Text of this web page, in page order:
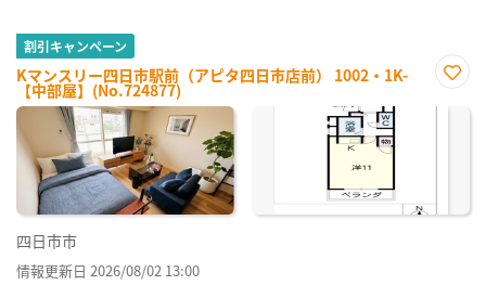
割引キャンペーン
Kマンスリー四日市駅前（アピタ四日市店前） 1002・1K-
【中部屋】(No.724877)
に入
四日市市
情報更新日 2026/08/02 13:00